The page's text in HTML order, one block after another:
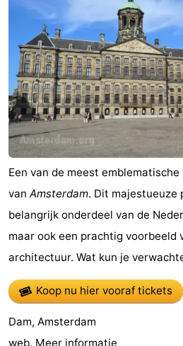
Parkeren
Tips
voor
toeristen
Medische
adressen
Weer
Contact
Een van de meest
van Amsterdam. Dit majestueuze
belangrijk onderdeel van de
maar ook een prachtig voorbeeld
architectuur. Wat kun je
Koop nu hier vooraf tickets
Dam, Amsterdam
web. Meer informatie